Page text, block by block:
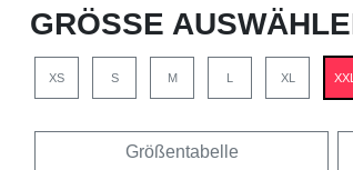
GRÖSSE AUSWÄHLEN
XS S M L XL XXL
Größentabelle